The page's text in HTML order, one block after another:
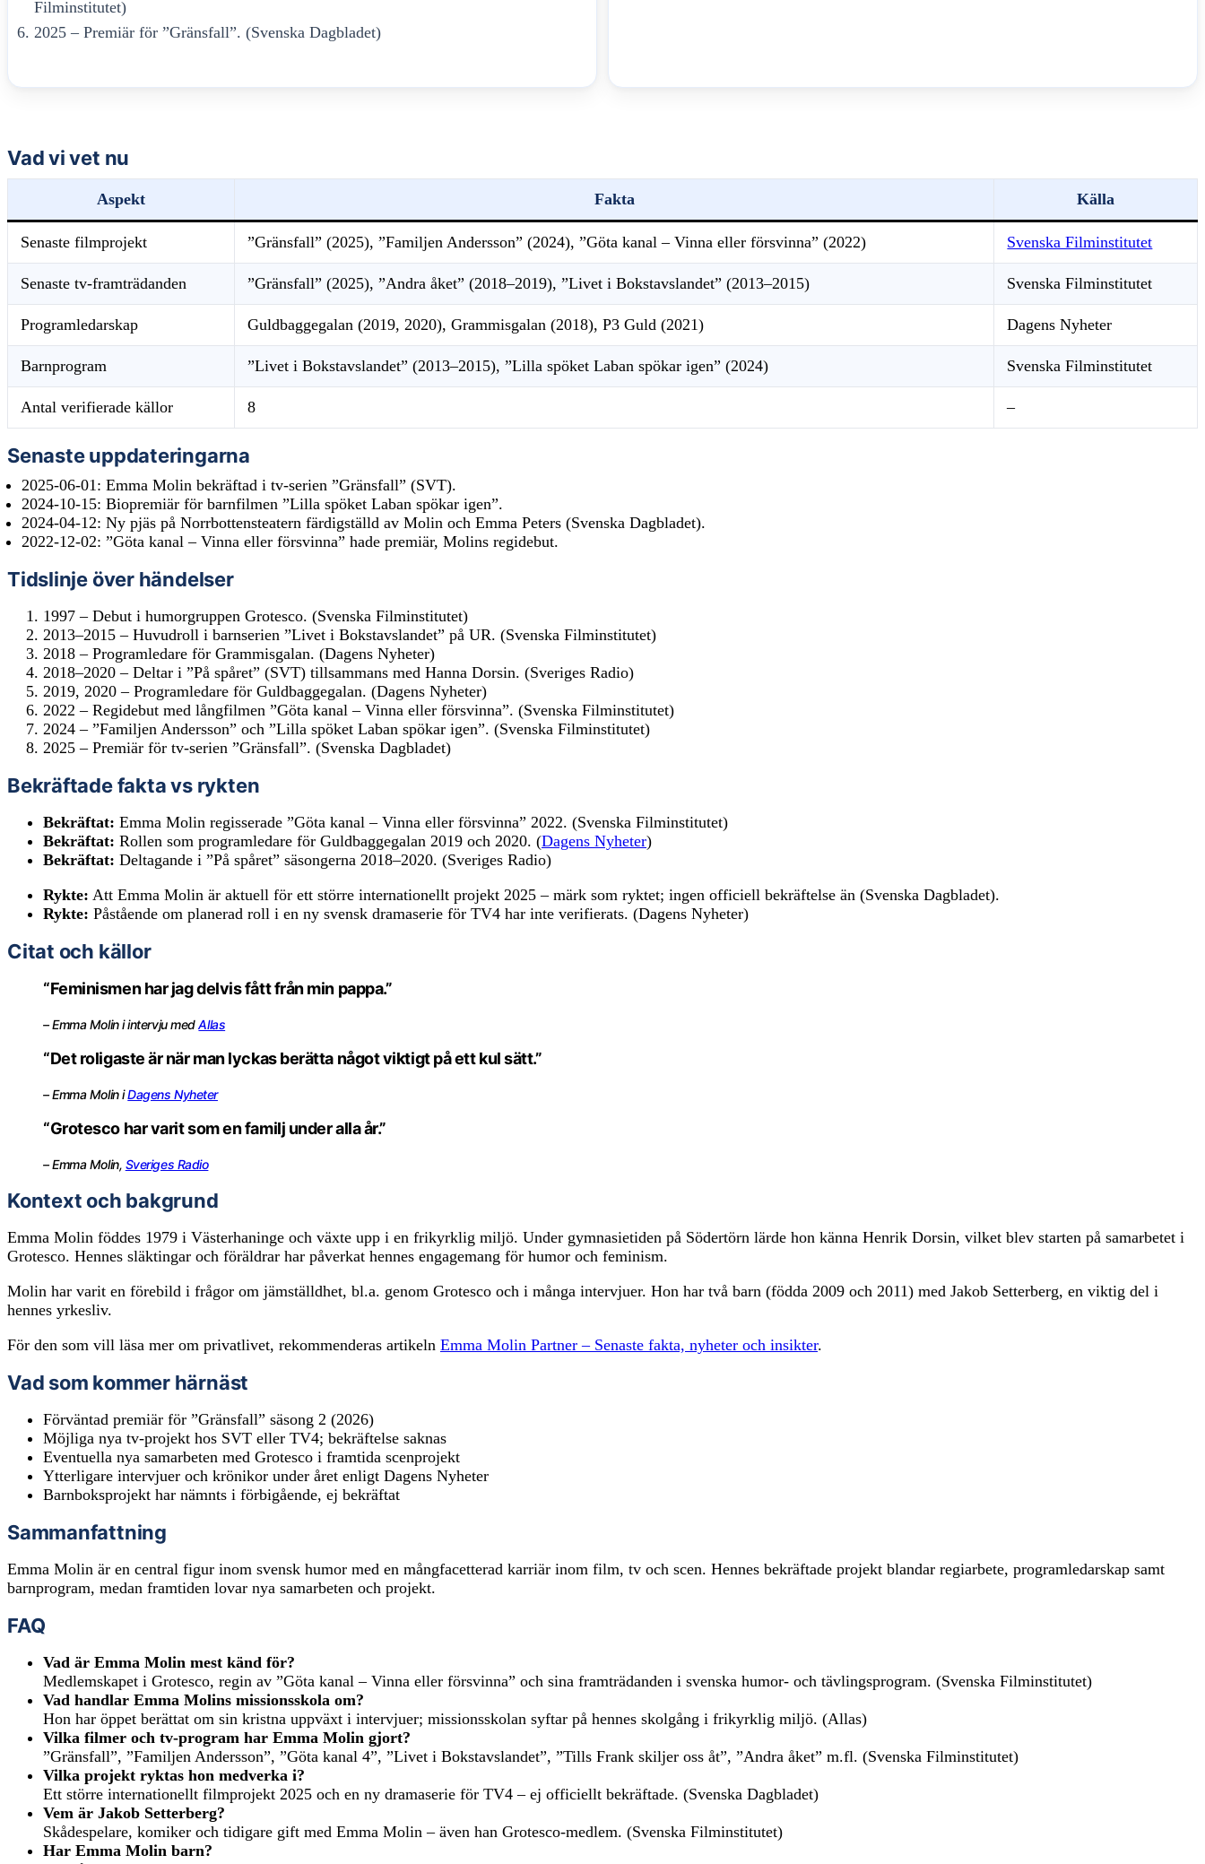
Filminstitutet)
2025 – Premiär för ”Gränsfall”. (Svenska Dagbladet)
Vad vi vet nu
Aspekt Fakta Källa
Senaste filmprojekt ”Gränsfall” (2025), ”Familjen Andersson” (2024), ”Göta kanal – Vinna eller försvinna” (2022) Svenska Filminstitutet
Senaste tv-framträdanden ”Gränsfall” (2025), ”Andra åket” (2018–2019), ”Livet i Bokstavslandet” (2013–2015) Svenska Filminstitutet
Programledarskap Guldbaggegalan (2019, 2020), Grammisgalan (2018), P3 Guld (2021) Dagens Nyheter
Barnprogram ”Livet i Bokstavslandet” (2013–2015), ”Lilla spöket Laban spökar igen” (2024) Svenska Filminstitutet
Antal verifierade källor 8 –
Senaste uppdateringarna
2025-06-01: Emma Molin bekräftad i tv-serien ”Gränsfall” (SVT).
2024-10-15: Biopremiär för barnfilmen ”Lilla spöket Laban spökar igen”.
2024-04-12: Ny pjäs på Norrbottensteatern färdigställd av Molin och Emma Peters (Svenska Dagbladet).
2022-12-02: ”Göta kanal – Vinna eller försvinna” hade premiär, Molins regidebut.
Tidslinje över händelser
1997 – Debut i humorgruppen Grotesco. (Svenska Filminstitutet)
2013–2015 – Huvudroll i barnserien ”Livet i Bokstavslandet” på UR. (Svenska Filminstitutet)
2018 – Programledare för Grammisgalan. (Dagens Nyheter)
2018–2020 – Deltar i ”På spåret” (SVT) tillsammans med Hanna Dorsin. (Sveriges Radio)
2019, 2020 – Programledare för Guldbaggegalan. (Dagens Nyheter)
2022 – Regidebut med långfilmen ”Göta kanal – Vinna eller försvinna”. (Svenska Filminstitutet)
2024 – ”Familjen Andersson” och ”Lilla spöket Laban spökar igen”. (Svenska Filminstitutet)
2025 – Premiär för tv-serien ”Gränsfall”. (Svenska Dagbladet)
Bekräftade fakta vs rykten
Bekräftat: Emma Molin regisserade ”Göta kanal – Vinna eller försvinna” 2022. (Svenska Filminstitutet)
Bekräftat: Rollen som programledare för Guldbaggegalan 2019 och 2020. (Dagens Nyheter)
Bekräftat: Deltagande i ”På spåret” säsongerna 2018–2020. (Sveriges Radio)
Rykte: Att Emma Molin är aktuell för ett större internationellt projekt 2025 – märk som ryktet; ingen officiell bekräftelse än (Svenska Dagbladet).
Rykte: Påstående om planerad roll i en ny svensk dramaserie för TV4 har inte verifierats. (Dagens Nyheter)
Citat och källor
“Feminismen har jag delvis fått från min pappa.”
– Emma Molin i intervju medAllas
“Det roligaste är när man lyckas berätta något viktigt på ett kul sätt.”
– Emma Molin iDagens Nyheter
“Grotesco har varit som en familj under alla år.”
– Emma Molin, Sveriges Radio
Kontext och bakgrund
Emma Molin föddes 1979 i Västerhaninge och växte upp i en frikyrklig miljö. Under gymnasietiden på Södertörn lärde hon känna Henrik Dorsin, vilket blev starten på samarbetet i
Grotesco. Hennes släktingar och föräldrar har påverkat hennes engagemang för humor och feminism.
Molin har varit en förebild i frågor om jämställdhet, bl.a. genom Grotesco och i många intervjuer. Hon har två barn (födda 2009 och 2011) med Jakob Setterberg, en viktig del i
hennes yrkesliv.
För den som vill läsa mer om privatlivet, rekommenderas artikeln Emma Molin Partner – Senaste fakta, nyheter och insikter.
Vad som kommer härnäst
Förväntad premiär för ”Gränsfall” säsong 2 (2026)
Möjliga nya tv-projekt hos SVT eller TV4; bekräftelse saknas
Eventuella nya samarbeten med Grotesco i framtida scenprojekt
Ytterligare intervjuer och krönikor under året enligt Dagens Nyheter
Barnboksprojekt har nämnts i förbigående, ej bekräftat
Sammanfattning
Emma Molin är en central figur inom svensk humor med en mångfacetterad karriär inom film, tv och scen. Hennes bekräftade projekt blandar regiarbete, programledarskap samt
barnprogram, medan framtiden lovar nya samarbeten och projekt.
FAQ
Vad är Emma Molin mest känd för?
Medlemskapet i Grotesco, regin av ”Göta kanal – Vinna eller försvinna” och sina framträdanden i svenska humor- och tävlingsprogram. (Svenska Filminstitutet)
Vad handlar Emma Molins missionsskola om?
Hon har öppet berättat om sin kristna uppväxt i intervjuer; missionsskolan syftar på hennes skolgång i frikyrklig miljö. (Allas)
Vilka filmer och tv-program har Emma Molin gjort?
”Gränsfall”, ”Familjen Andersson”, ”Göta kanal 4”, ”Livet i Bokstavslandet”, ”Tills Frank skiljer oss åt”, ”Andra åket” m.fl. (Svenska Filminstitutet)
Vilka projekt ryktas hon medverka i?
Ett större internationellt filmprojekt 2025 och en ny dramaserie för TV4 – ej officiellt bekräftade. (Svenska Dagbladet)
Vem är Jakob Setterberg?
Skådespelare, komiker och tidigare gift med Emma Molin – även han Grotesco-medlem. (Svenska Filminstitutet)
Har Emma Molin barn?